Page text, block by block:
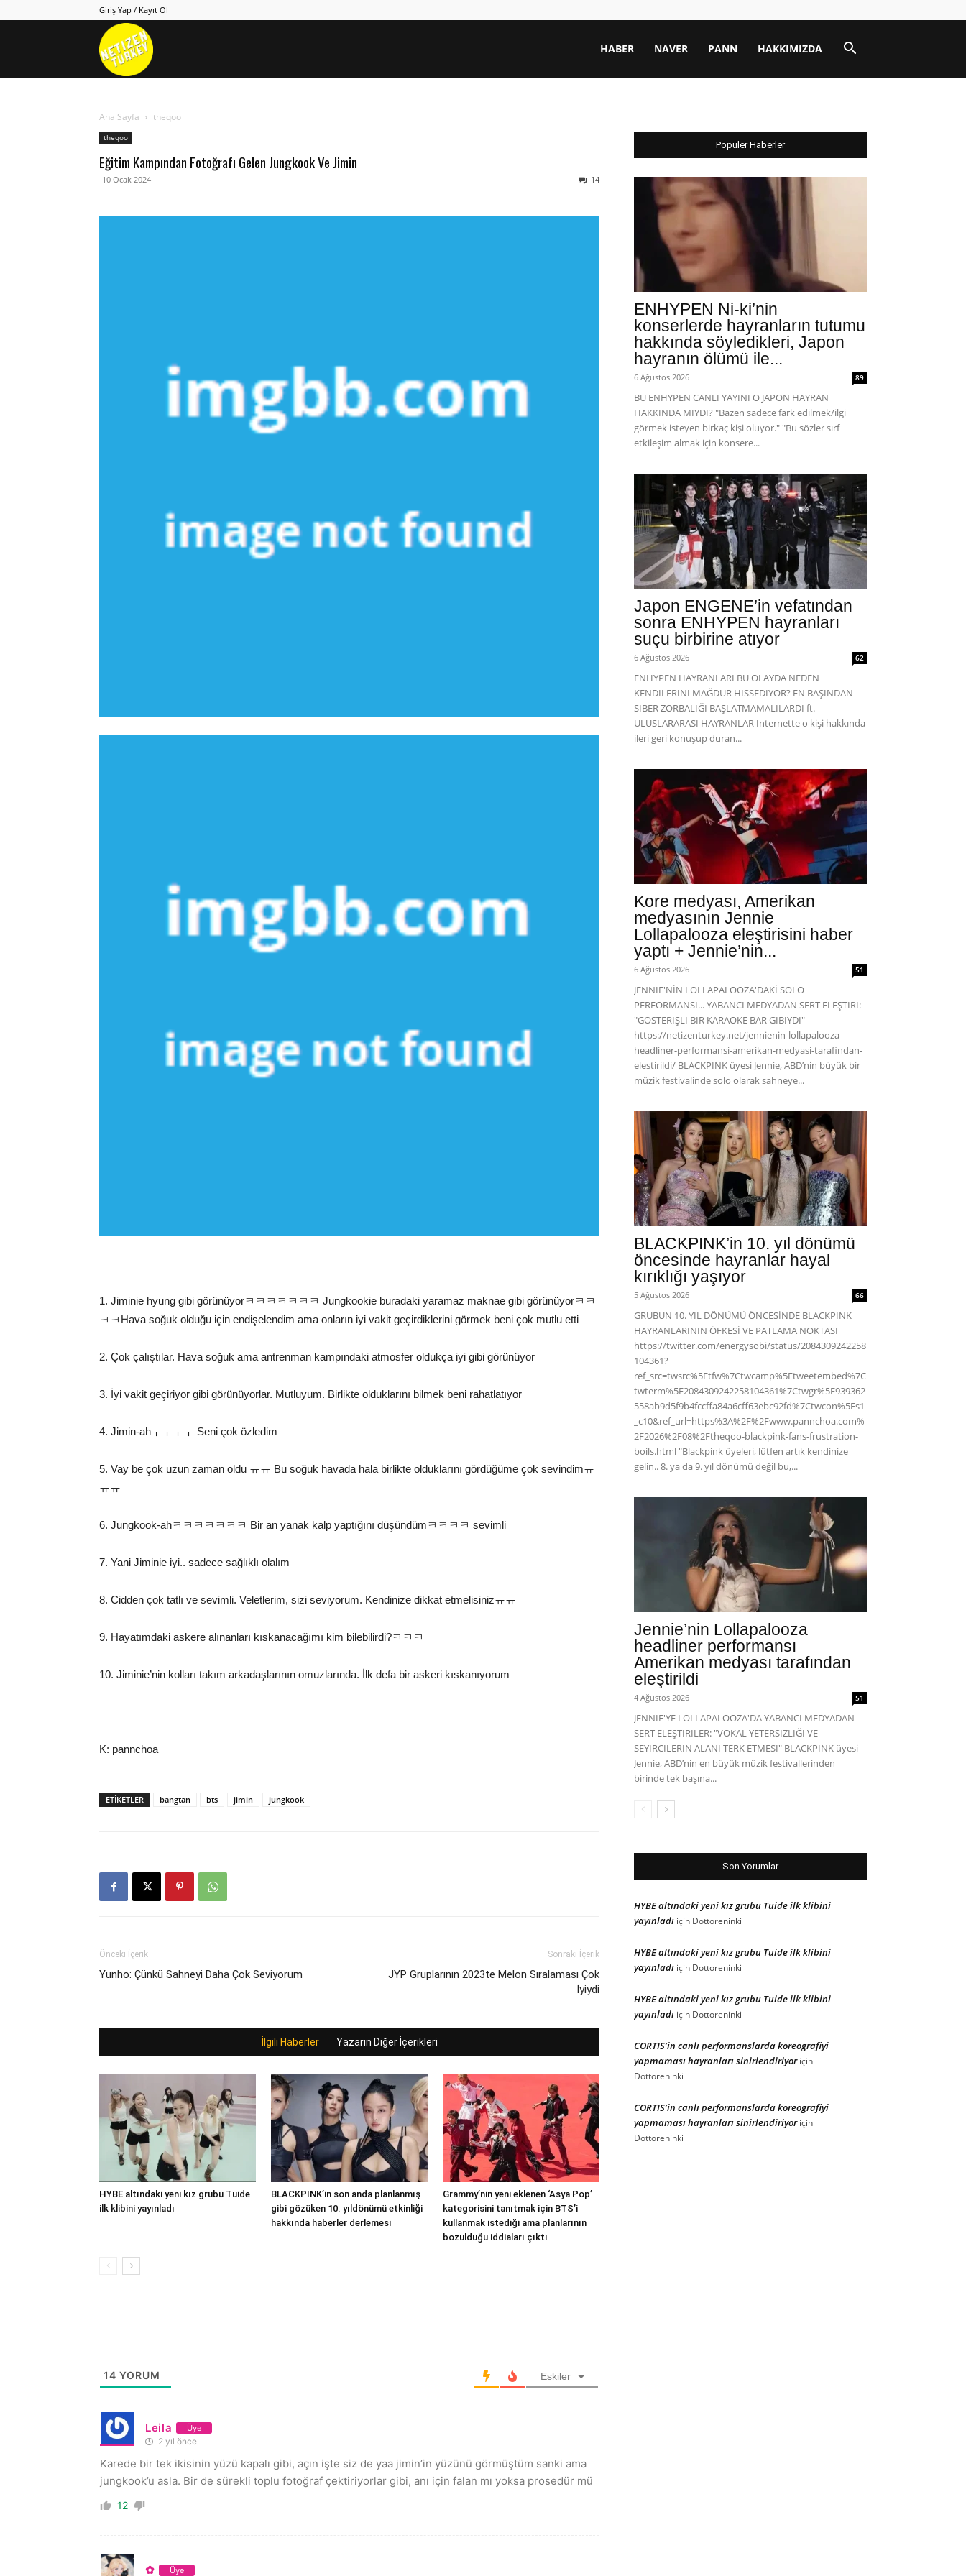
Giriş Yap / Kayıt Ol
Netizen HABER NAVER PANN HAKKIMIZDA
Ana Sayfa theqoo
theqoo
Eğitim Kampından Fotoğrafı Gelen Jungkook Ve Jimin
10 Ocak 2024 14
1. Jiminie hyung gibi görünüyorㅋㅋㅋㅋㅋㅋㅋ Jungkookie buradaki yaramaz maknae gibi görünüyorㅋㅋ
ㅋㅋHava soğuk olduğu için endişelendim ama onların iyi vakit geçirdiklerini görmek beni çok mutlu etti
2. Çok çalıştılar. Hava soğuk ama antrenman kampındaki atmosfer oldukça iyi gibi görünüyor
3. İyi vakit geçiriyor gibi görünüyorlar. Mutluyum. Birlikte olduklarını bilmek beni rahatlatıyor
4. Jimin-ahㅜㅜㅜㅜ Seni çok özledim
5. Vay be çok uzun zaman oldu ㅠㅠ Bu soğuk havada hala birlikte olduklarını gördüğüme çok sevindimㅠ
ㅠㅠ
6. Jungkook-ahㅋㅋㅋㅋㅋㅋㅋ Bir an yanak kalp yaptığını düşündümㅋㅋㅋㅋ sevimli
7. Yani Jiminie iyi.. sadece sağlıklı olalım
8. Cidden çok tatlı ve sevimli. Veletlerim, sizi seviyorum. Kendinize dikkat etmelisinizㅠㅠ
9. Hayatımdaki askere alınanları kıskanacağımı kim bilebilirdi?ㅋㅋㅋ
10. Jiminie’nin kolları takım arkadaşlarının omuzlarında. İlk defa bir askeri kıskanıyorum
K: pannchoa
ETIKETLER bangtan bts jimin jungkook
Önceki İçerik
Yunho: Çünkü Sahneyi Daha Çok Seviyorum
Sonraki İçerik
JYP Gruplarının 2023te Melon Sıralaması Çok
İyiydi
İlgili Haberler Yazarın Diğer İçerikleri
HYBE altındaki yeni kız grubu Tuide
ilk klibini yayınladı
BLACKPINK’in son anda planlanmış
gibi gözüken 10. yıldönümü etkinliği
hakkında haberler derlemesi
Grammy’nin yeni eklenen ‘Asya Pop’
kategorisini tanıtmak için BTS’i
kullanmak istediği ama planlarının
bozulduğu iddiaları çıktı
14 YORUM Eskiler
Leila Üye
2 yıl önce
Karede bir tek ikisinin yüzü kapalı gibi, açın işte siz de yaa jimin’in yüzünü görmüştüm sanki ama
jungkook’u asla. Bir de sürekli toplu fotoğraf çektiriyorlar gibi, anı için falan mı yoksa prosedür mü
12
✿ Üye
Popüler Haberler
ENHYPEN Ni-ki’nin
konserlerde hayranların tutumu
hakkında söyledikleri, Japon
hayranın ölümü ile...
6 Ağustos 2026 89
BU ENHYPEN CANLI YAYINI O JAPON HAYRAN
HAKKINDA MIYDI? "Bazen sadece fark edilmek/ilgi
görmek isteyen birkaç kişi oluyor." "Bu sözler sırf
etkileşim almak için konsere...
Japon ENGENE’in vefatından
sonra ENHYPEN hayranları
suçu birbirine atıyor
6 Ağustos 2026 62
ENHYPEN HAYRANLARI BU OLAYDA NEDEN
KENDİLERİNİ MAĞDUR HİSSEDİYOR? EN BAŞINDAN
SİBER ZORBALIĞI BAŞLATMAMALILARDI ft.
ULUSLARARASI HAYRANLAR İnternette o kişi hakkında
ileri geri konuşup duran...
Kore medyası, Amerikan
medyasının Jennie
Lollapalooza eleştirisini haber
yaptı + Jennie’nin...
6 Ağustos 2026 51
JENNIE'NİN LOLLAPALOOZA'DAKİ SOLO
PERFORMANSI... YABANCI MEDYADAN SERT ELEŞTİRİ:
"GÖSTERİŞLİ BİR KARAOKE BAR GİBİYDİ"
https://netizenturkey.net/jennienin-lollapalooza-
headliner-performansi-amerikan-medyasi-tarafindan-
elestirildi/ BLACKPINK üyesi Jennie, ABD’nin büyük bir
müzik festivalinde solo olarak sahneye...
BLACKPINK’in 10. yıl dönümü
öncesinde hayranlar hayal
kırıklığı yaşıyor
5 Ağustos 2026 66
GRUBUN 10. YIL DÖNÜMÜ ÖNCESİNDE BLACKPINK
HAYRANLARININ ÖFKESİ VE PATLAMA NOKTASI
https://twitter.com/energysobi/status/2084309242258
104361?
ref_src=twsrc%5Etfw%7Ctwcamp%5Etweetembed%7C
twterm%5E2084309242258104361%7Ctwgr%5E939362
558ab9d5f9b4fccffa84a6cff63ebc92fd%7Ctwcon%5Es1
_c10&ref_url=https%3A%2F%2Fwww.pannchoa.com%
2F2026%2F08%2Ftheqoo-blackpink-fans-frustration-
boils.html "Blackpink üyeleri, lütfen artık kendinize
gelin.. 8. ya da 9. yıl dönümü değil bu,...
Jennie’nin Lollapalooza
headliner performansı
Amerikan medyası tarafından
eleştirildi
4 Ağustos 2026 51
JENNIE'YE LOLLAPALOOZA'DA YABANCI MEDYADAN
SERT ELEŞTİRİLER: "VOKAL YETERSİZLİĞİ VE
SEYİRCİLERİN ALANI TERK ETMESİ" BLACKPINK üyesi
Jennie, ABD’nin en büyük müzik festivallerinden
birinde tek başına...
Son Yorumlar
HYBE altındaki yeni kız grubu Tuide ilk klibini
yayınladı için Dottoreninki
HYBE altındaki yeni kız grubu Tuide ilk klibini
yayınladı için Dottoreninki
HYBE altındaki yeni kız grubu Tuide ilk klibini
yayınladı için Dottoreninki
CORTIS’in canlı performanslarda koreografiyi
yapmaması hayranları sinirlendiriyoriçin
Dottoreninki
CORTIS’in canlı performanslarda koreografiyi
yapmaması hayranları sinirlendiriyoriçin
Dottoreninki